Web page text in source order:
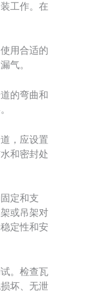
工作。在
用合适的
气。
的弯曲和
，应设置
和密封处
定和支
或吊架对
定性和安
。检查瓦
坏、无泄